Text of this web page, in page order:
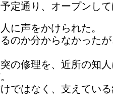
定通り、オープンし
に声をかけられた。
のか分からなかった
の修理を、近所の知
ではなく、支えてい